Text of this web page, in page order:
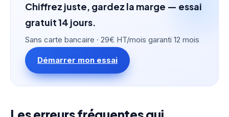
Chiffrez juste, gardez la marge — essai
gratuit 14 jours.
Sans carte bancaire · 29€ HT/mois garanti 12 mois
Démarrer mon essai